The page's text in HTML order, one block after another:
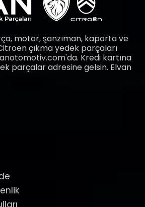
motor, şanzıman, kaporta ve
çıkma yedek parçaları
Kredi kartına
parçalar adresine gelsin. Elvan